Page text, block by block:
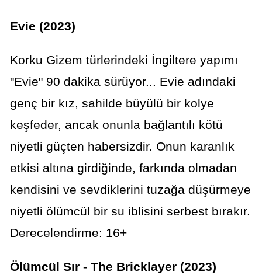
Evie (2023)
Korku Gizem türlerindeki İngiltere yapımı
"Evie" 90 dakika sürüyor... Evie adındaki
genç bir kız, sahilde büyülü bir kolye
keşfeder, ancak onunla bağlantılı kötü
niyetli güçten habersizdir. Onun karanlık
etkisi altına girdiğinde, farkında olmadan
kendisini ve sevdiklerini tuzağa düşürmeye
niyetli ölümcül bir su iblisini serbest bırakır.
Derecelendirme: 16+
Ölümcül Sır - The Bricklayer (2023)